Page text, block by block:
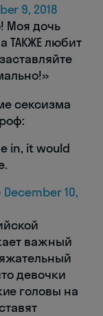
9, 2018
Моя дочь
ТАКЖЕ любит
сексизма
in, it would
December 10,
важный
девочки
головы на